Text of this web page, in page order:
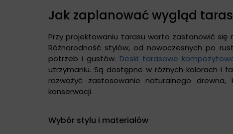
Jak zaplanować wygląd
Przy projektowaniu tarasu warto zastanowić
Różnorodność stylów, od nowoczesnych po
potrzeb i gustów. Deski tarasowe
utrzymaniu. Są dostępne w różnych kolorach i
rozważyć zastosowanie naturalnego
konserwacji.
Wybór stylu i materiałów